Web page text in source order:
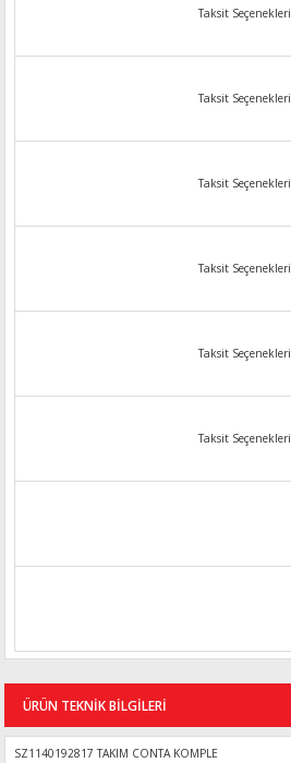
Taksit Seçenekleri
Taksit Seçenekleri
Taksit Seçenekleri
Taksit Seçenekleri
Taksit Seçenekleri
Taksit Seçenekleri
ÜRÜN TEKNİK BİLGİLERİ
SZ1140192817 TAKIM CONTA KOMPLE